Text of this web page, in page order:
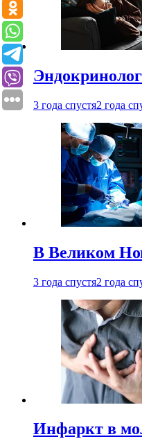
3 года спустя2 года
В Великом
3 года спустя2 года
Инфаркт в